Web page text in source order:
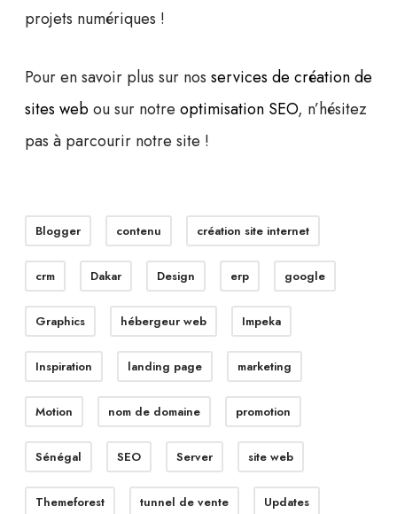
projets numériques !
Pour en savoir plus sur nos services de création de
sites webou sur notre optimisation SEO, n’hésitez
pas à parcourir notre site !
Blogger contenu création site internet
crm Dakar Design erp google
Graphics hébergeur web Impeka
Inspiration landing page marketing
Motion nom de domaine promotion
Sénégal SEO Server site web
Themeforest tunnel de vente Updates